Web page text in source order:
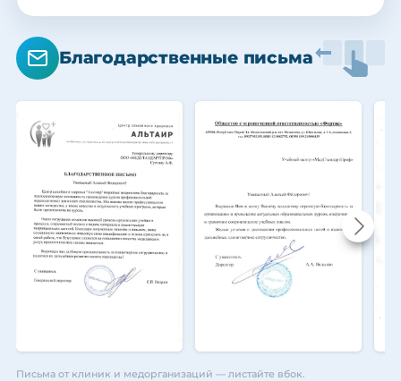
Благодарственные письма
Письма от клиник и медорганизаций — листайте вбок.